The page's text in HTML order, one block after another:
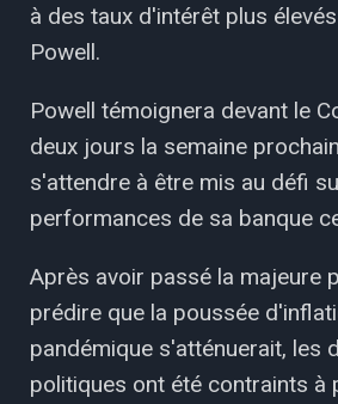
à des taux d'intérêt plus
Powell.
Powell témoignera devant le
deux jours la semaine
s'attendre à être mis au défi
performances de sa banque
Après avoir passé la majeure
prédire que la poussée
pandémique s'atténuerait, les
politiques ont été contraints à